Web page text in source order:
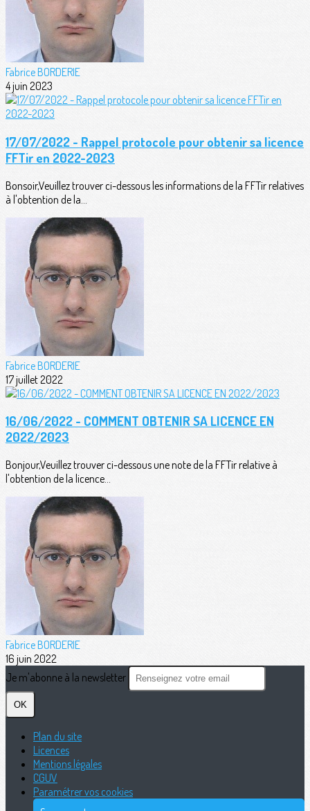
Fabrice BORDERIE
4 juin 2023
17/07/2022 - Rappel protocole pour obtenir sa licence
FFTir en 2022-2023
Bonsoir,Veuillez trouver ci-dessous les informations de la FFTir relatives
à l'obtention de la...
Fabrice BORDERIE
17 juillet 2022
16/06/2022 - COMMENT OBTENIR SA LICENCE EN
2022/2023
Bonjour,Veuillez trouver ci-dessous une note de la FFTir relative à
l'obtention de la licence...
Fabrice BORDERIE
16 juin 2022
Je m'abonne à la newsletter
OK
Plan du site
Licences
Mentions légales
CGUV
Paramétrer vos cookies